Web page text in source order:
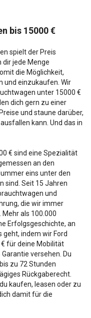
bis 15000 €
spielt der Preis
dir jede Menge
die Möglichkeit,
und einzukaufen. Wir
unter 15000 €
dich gern zu einer
und staune darüber,
kann. Und das in
€ sind eine Spezialität
an den
eins unter den
sind. Seit 15 Jahren
und
die wir immer
als 100.000
Erfolgsgeschichte, an
geht, indem wir Ford
für deine Mobilität
versehen. Du
zu 72 Stunden
Rückgaberecht.
kaufen, leasen oder zu
damit für die